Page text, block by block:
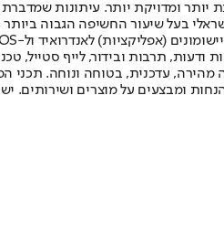
ומדויקת יותר. עיתונות
30 ביולי 2007, וב-2010 הפך "ישראל היום" לעיתון
תרבות ובידור, לייף סטייל,
מהירה, עדכנית, בטוחה ונוחה.
ומבצעים על מוצרים ושירותים.